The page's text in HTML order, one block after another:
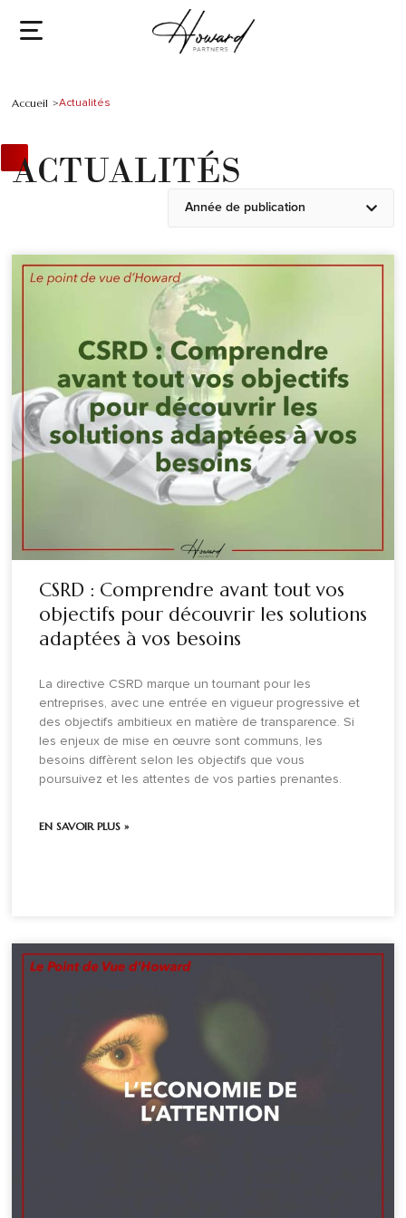
Accueil >Actualités
ACTUALITÉS
Année de publication
CSRD : Comprendre avant tout vos
objectifs pour découvrir les solutions
adaptées à vos besoins
La directive CSRD marque un tournant pour les
entreprises, avec une entrée en vigueur progressive et
des objectifs ambitieux en matière de transparence. Si
les enjeux de mise en œuvre sont communs, les
besoins diffèrent selon les objectifs que vous
poursuivez et les attentes de vos parties prenantes.
EN SAVOIR PLUS »